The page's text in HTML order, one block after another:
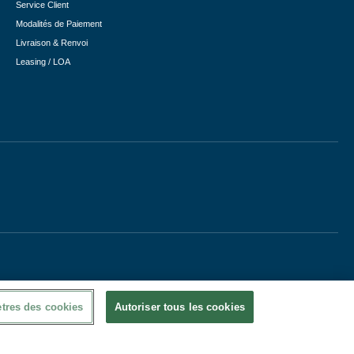
Service Client
Modalités de Paiement
Livraison & Renvoi
Leasing / LOA
des cookies Autoriser tous les cookies